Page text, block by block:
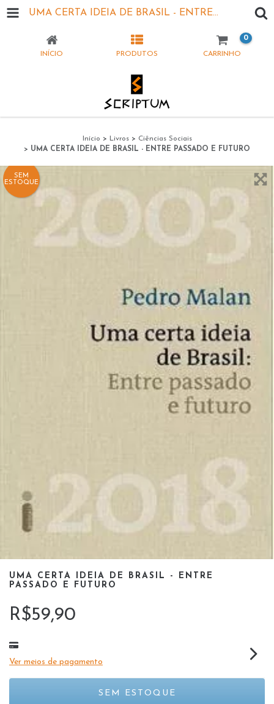
UMA CERTA IDEIA DE BRASIL - ENTRE PASSADO E FUTURO
INÍCIO PRODUTOS CARRINHO
0
Início > Livros > Ciências Sociais
> UMA CERTA IDEIA DE BRASIL - ENTRE PASSADO E FUTURO
SEM
ESTOQUE
UMA CERTA IDEIA DE BRASIL - ENTRE
PASSADO E FUTURO
R$59,90
Ver meios de pagamento